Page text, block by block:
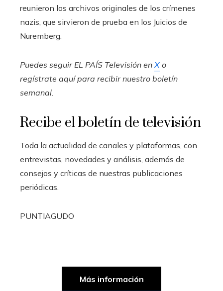
reunieron los archivos originales de los crímenes
nazis, que sirvieron de prueba en los Juicios de
Nuremberg.
Puedes seguir EL PAÍS Televisión enX o
regístrate aquí para recibirnuestro boletín
semanal.
Recibe el boletín de televisión
Toda la actualidad de canales y plataformas, con
entrevistas, novedades y análisis, además de
consejos y críticas de nuestras publicaciones
periódicas.
PUNTIAGUDO
Más información